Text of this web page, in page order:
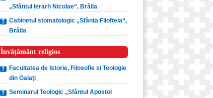
„Sfântul Ierarh Nicolae“, Brăila
Cabinetul stomatologic „Sfânta Filofteia“,
Brăila
Învăţământ religios
Facultatea de Istorie, Filosofie și Teologie
din Galaţi
Seminarul Teologic „Sfântul Apostol